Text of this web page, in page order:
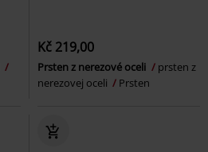
Kč 219,00
Prsten z nerezové oceli
prsten z
nerezovej oceli
Prsten